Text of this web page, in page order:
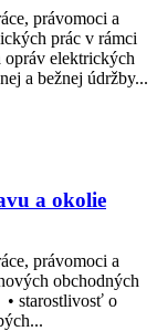
právomoci a
prác v rámci
opráv elektrických
a bežnej údržby...
a okolie
právomoci a
obchodných
starostlivosť o